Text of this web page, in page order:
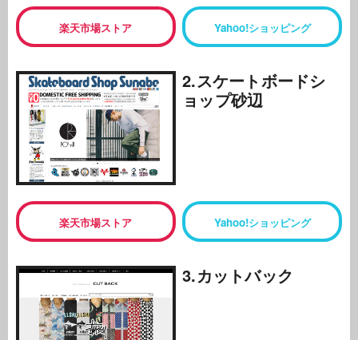
楽天市場ストア Yahoo!ショッピング
2.スケートボードシ
ョップ砂辺
楽天市場ストア Yahoo!ショッピング
3.カットバック